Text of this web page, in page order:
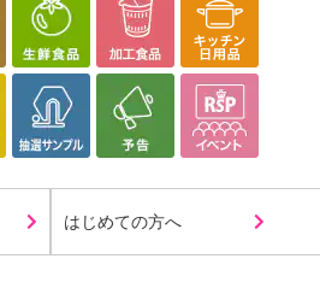
はじめての方へ